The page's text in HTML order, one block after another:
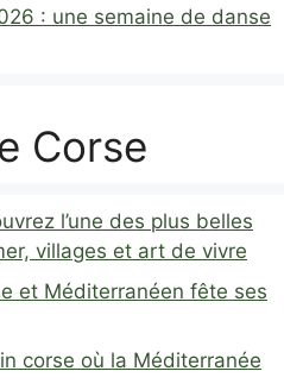
: une semaine de danse
Corse
l’une des plus belles
villages et art de vivre
et Méditerranéen fête ses
corse où la Méditerranée